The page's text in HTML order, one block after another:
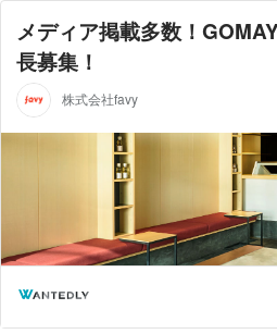
メディア掲載多数！
長募集！
株式会社favy